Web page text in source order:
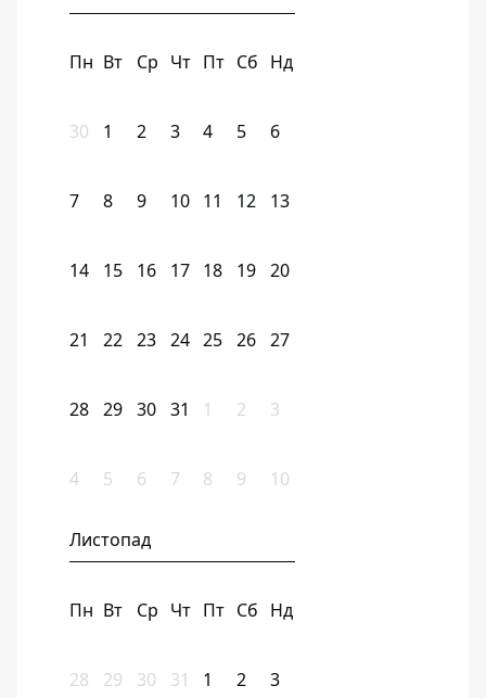
Пн Вт Ср Чт Пт Сб Нд
30 1 2 3 4 5 6
7 8 9 10 11 12 13
14 15 16 17 18 19 20
21 22 23 24 25 26 27
28 29 30 31 1 2 3
4 5 6 7 8 9 10
Листопад
Пн Вт Ср Чт Пт Сб Нд
28 29 30 31 1 2 3